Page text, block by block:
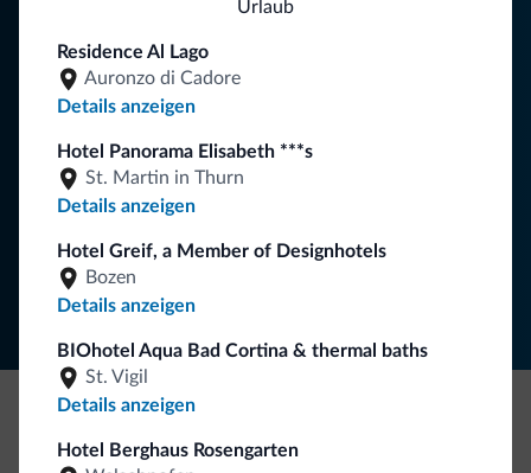
Urlaub
Residence Al Lago
Auronzo di Cadore
Details anzeigen
Hotel Panorama Elisabeth ***s
St. Martin in Thurn
Details anzeigen
Hotel Greif, a Member of Designhotels
Bozen
Details anzeigen
BIOhotel Aqua Bad Cortina & thermal baths
St. Vigil
Details anzeigen
Hotel Berghaus Rosengarten
Folgen Sie Dolomiti.it auf
Sie erhalten Informationen, exklusive Angebote und
Neuigkeiten für Ihren Urlaub in den Dolomiten.
NEWSLETTER ABONNIEREN
Seien Sie originell, entdecken Sie die neue